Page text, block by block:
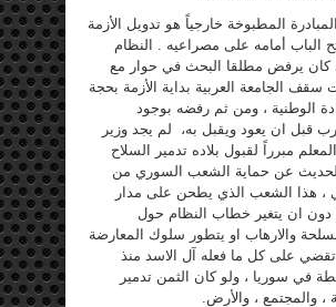
المطبوخة خارجياً هو تدويل الأزمة
الباب أمامه على مصراعيه . النظام
كان يرفض مطلقا البحث في حوار مع
سقف الجامعة العربية بداية الأزمة بحجة
الوطنية ، ومن ثم رفضه بوجود
قبل ان يعود ويقبل به، لم يجد وزير
مبرراً لقبول بلاده تدمير السلاح
الحديث عن حماية الشعب السوري من
، هذا الشعب الذي يطحن على مدار
ان يتغير خطاب النظام حول
والارهاب او يتطور سلوك المعارضة
تقضي على كل ما فعله آل الاسد منذ
في سوريا ، ولو كان الثمن تدمير
، والمجتمع ، والأرض.